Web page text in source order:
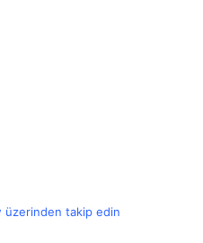
üzerinden takip edin